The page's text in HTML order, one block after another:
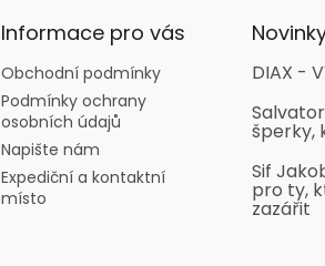
Informace pro vás
Obchodní podmínky
Podmínky ochrany
osobních údajů
Napište nám
Expediční a kontaktní
místo
DIAX -
šperky,
Sif
pro ty,
zazářit